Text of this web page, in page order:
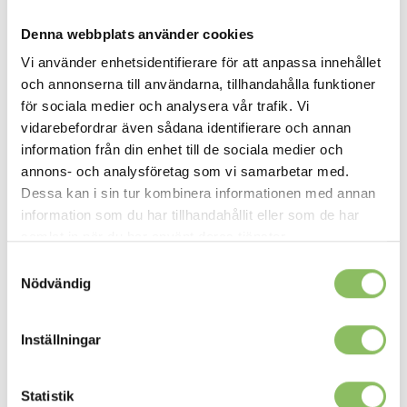
Denna webbplats använder cookies
Vi använder enhetsidentifierare för att anpassa innehållet
och annonserna till användarna, tillhandahålla funktioner
för sociala medier och analysera vår trafik. Vi
vidarebefordrar även sådana identifierare och annan
information från din enhet till de sociala medier och
annons- och analysföretag som vi samarbetar med.
Dessa kan i sin tur kombinera informationen med annan
information som du har tillhandahållit eller som de har
Nödvändig
Inställningar
Statistik
Bäddmått 140x200cm
Totalt utbäddad: 222cm
Längd: 102cm